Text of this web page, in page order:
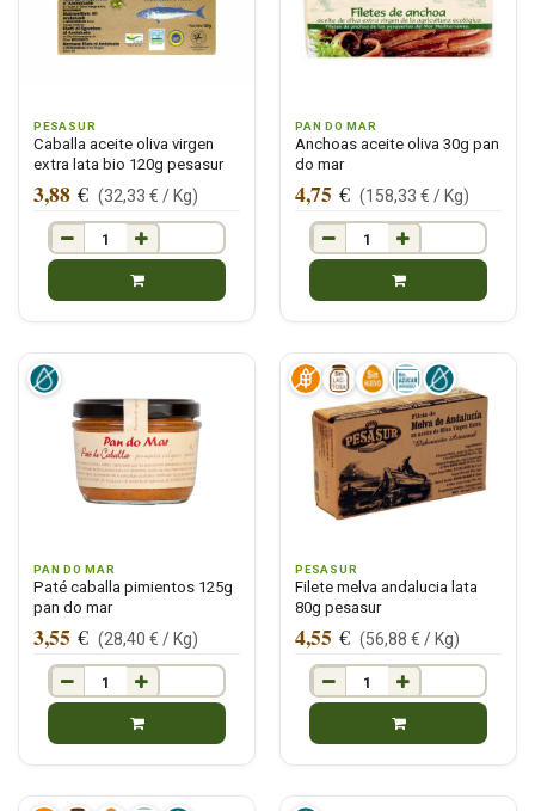
PESASUR
Caballa aceite oliva virgen
extra lata bio 120g pesasur
3,88 € (32,33 € / Kg)
PAN DO MAR
Anchoas aceite oliva 30g pan
do mar
4,75 € (158,33 € / Kg)
PAN DO MAR
Paté caballa pimientos 125g
pan do mar
3,55 € (28,40 € / Kg)
PESASUR
Filete melva andalucia lata
80g pesasur
4,55 € (56,88 € / Kg)